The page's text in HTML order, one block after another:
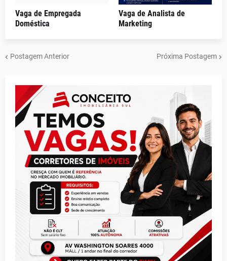
Vaga de Empregada
Doméstica
Vaga de Analista de
Marketing
Postagem Anterior Próxima Postagem